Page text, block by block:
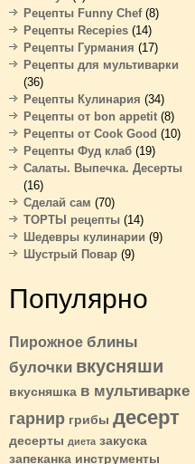
Рецепты Funny Chef(8)
Рецепты Recepies (14)
Рецепты Гурмания (17)
Рецепты для мультиварки
(36)
Рецепты Кулинария (34)
Рецепты от bon appetit (8)
Рецепты от Cook Good (10)
Рецепты Фуд клаб (19)
Салаты. Выпечка. Десерты
(16)
Сделай сам (70)
ТОРТЫ рецепты (14)
Шедевры кулинарии (9)
Шустрый Повар (9)
Популярно
Пирожное блины
булочки вкусняши
вкусняшка в мультиварке
гарнир грибы десерт
десерты диета закуска
запеканка инструменты